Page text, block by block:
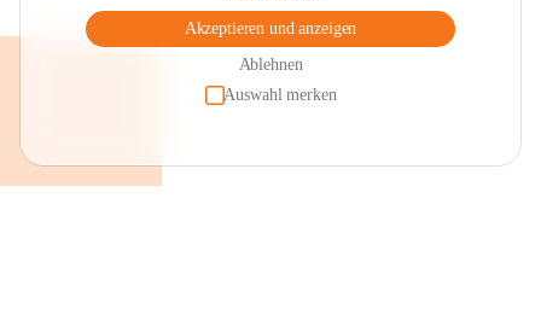
Akzeptieren und anzeigen
Ablehnen
Auswahl merken